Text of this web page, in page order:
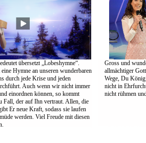
übersetzt „Lobeshymne“.
Hymne an unseren wunderbaren
durch jede Krise und jeden
Auch wenn wir nicht immer
einordnen können, so kommt
Fall, der auf Ihn vertraut. Allen, die
Er neue Kraft, sodass sie laufen
werden. Viel Freude mit diesen
Gross und
allmächtiger
Wege, Du
nicht in
nicht rühmen